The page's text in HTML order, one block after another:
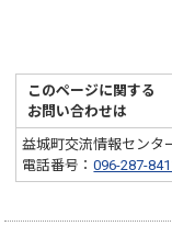
このページに関する
お問い合わせは
益城町交流情報センタ
電話番号：096-287-